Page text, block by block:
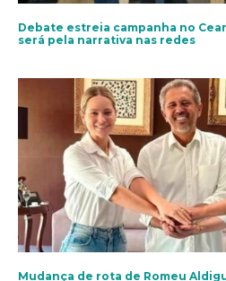
Debate estreia campanha no
será pela narrativa nas redes
Mudança de rota de Romeu